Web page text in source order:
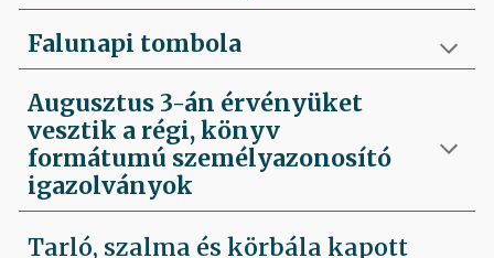
Falunapi tombola
Augusztus 3-án érvényüket
vesztik a régi, könyv
formátumú személyazonosító
igazolványok
Tarló, szalma és körbála kapott